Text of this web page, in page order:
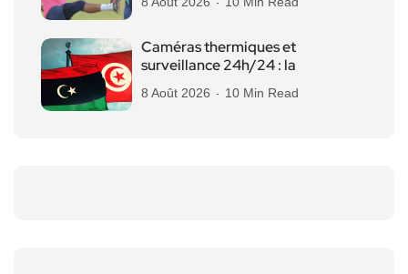
Caméras thermiques et
surveillance 24h/24 : la
8 Août 2026 10 Min Read